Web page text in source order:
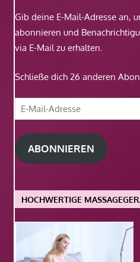
Gib deine E-Mail-Adresse an,
abonnieren und
via E-Mail zu erhalten.
Schließe dich 26 anderen
E-
Mail-
Adresse
ABONNIEREN
HOCHWERTIGE